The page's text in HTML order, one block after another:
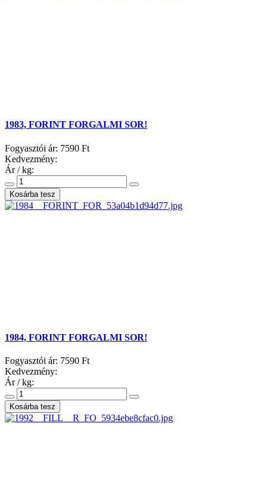
1983, FORINT FORGALMI SOR!
Fogyasztói ár: 7590 Ft
Kedvezmény:
Ár / kg:
1984, FORINT FORGALMI SOR!
Fogyasztói ár: 7590 Ft
Kedvezmény:
Ár / kg: